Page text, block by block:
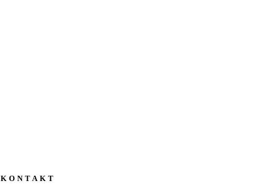
KONTAKT